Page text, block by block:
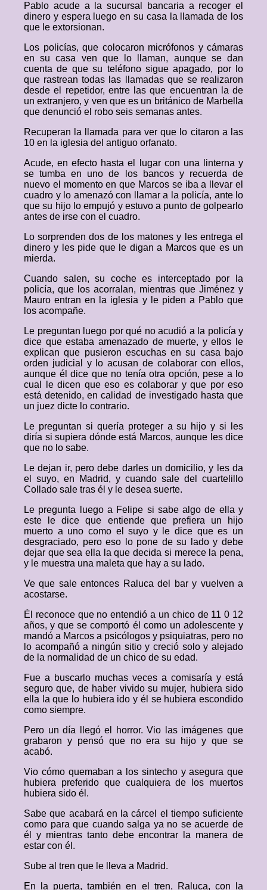
Pablo acude a la sucursal bancaria a recoger el
dinero y espera luego en su casa la llamada de los
que le extorsionan.
Los policías, que colocaron micrófonos y cámaras
en su casa ven que lo llaman, aunque se dan
cuenta de que su teléfono sigue apagado, por lo
que rastrean todas las llamadas que se realizaron
desde el repetidor, entre las que encuentran la de
un extranjero, y ven que es un británico de Marbella
que denunció el robo seis semanas antes.
Recuperan la llamada para ver que lo citaron a las
10 en la iglesia del antiguo orfanato.
Acude, en efecto hasta el lugar con una linterna y
se tumba en uno de los bancos y recuerda de
nuevo el momento en que Marcos se iba a llevar el
cuadro y lo amenazó con llamar a la policía, ante lo
que su hijo lo empujó y estuvo a punto de golpearlo
antes de irse con el cuadro.
Lo sorprenden dos de los matones y les entrega el
dinero y les pide que le digan a Marcos que es un
mierda.
Cuando salen, su coche es interceptado por la
policía, que los acorralan, mientras que Jiménez y
Mauro entran en la iglesia y le piden a Pablo que
los acompañe.
Le preguntan luego por qué no acudió a la policía y
dice que estaba amenazado de muerte, y ellos le
explican que pusieron escuchas en su casa bajo
orden judicial y lo acusan de colaborar con ellos,
aunque él dice que no tenía otra opción, pese a lo
cual le dicen que eso es colaborar y que por eso
está detenido, en calidad de investigado hasta que
un juez dicte lo contrario.
Le preguntan si quería proteger a su hijo y si les
diría si supiera dónde está Marcos, aunque les dice
que no lo sabe.
Le dejan ir, pero debe darles un domicilio, y les da
el suyo, en Madrid, y cuando sale del cuartelillo
Collado sale tras él y le desea suerte.
Le pregunta luego a Felipe si sabe algo de ella y
este le dice que entiende que prefiera un hijo
muerto a uno como el suyo y le dice que es un
desgraciado, pero eso lo pone de su lado y debe
dejar que sea ella la que decida si merece la pena,
y le muestra una maleta que hay a su lado.
Ve que sale entonces Raluca del bar y vuelven a
acostarse.
Él reconoce que no entendió a un chico de 11 0 12
años, y que se comportó él como un adolescente y
mandó a Marcos a psicólogos y psiquiatras, pero no
lo acompañó a ningún sitio y creció solo y alejado
de la normalidad de un chico de su edad.
Fue a buscarlo muchas veces a comisaría y está
seguro que, de haber vivido su mujer, hubiera sido
ella la que lo hubiera ido y él se hubiera escondido
como siempre.
Pero un día llegó el horror. Vio las imágenes que
grabaron y pensó que no era su hijo y que se
acabó.
Vio cómo quemaban a los sintecho y asegura que
hubiera preferido que cualquiera de los muertos
hubiera sido él.
Sabe que acabará en la cárcel el tiempo suficiente
como para que cuando salga ya no se acuerde de
él y mientras tanto debe encontrar la manera de
estar con él.
Sube al tren que le lleva a Madrid.
En la puerta, también en el tren, Raluca, con la